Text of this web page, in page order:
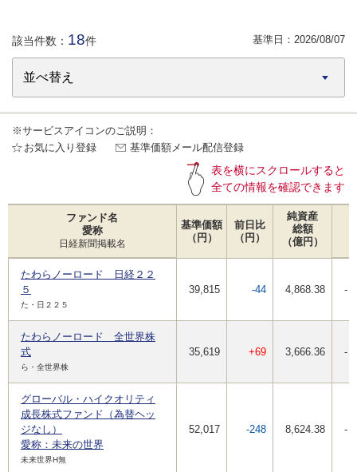
該当件数： 18件 基準日： 2026/08/07
※サービスアイコンのご説明：
お気に入り登録
基準価額メール配信登録
表を横にスクロールすると
全ての情報を確認できます
ファンド名
愛称
日経新聞掲載名
基準価額
（円）
前日比
（円）
純資産
総額
（億円）
たわらノーロード 日経２２
５
た・日２２５
39,815 -44 4,868.38 -
たわらノーロード 全世界株
式
ら・全世界株
35,619 +69 3,666.36 -
グローバル・ハイクオリティ
成長株式ファンド（為替ヘッ
ジなし）
愛称：未来の世界
未来世界H無
52,017 -248 8,624.38 -